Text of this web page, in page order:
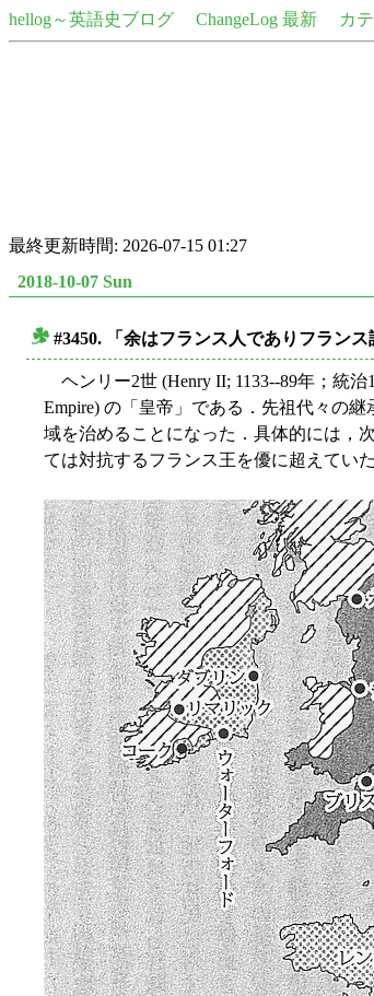
hellog～英語史ブログ ChangeLog 最新 カ
最終更新時間: 2026-07-15 01:27
2018-10-07 Sun
#3450. 「余はフランス人でありフラン
ヘンリー2世 (Henry II; 1133--89年；統治
Empire) の「皇帝」である．先祖代々の
域を治めることになった．具体的には，
ては対抗するフランス王を優に超えていた